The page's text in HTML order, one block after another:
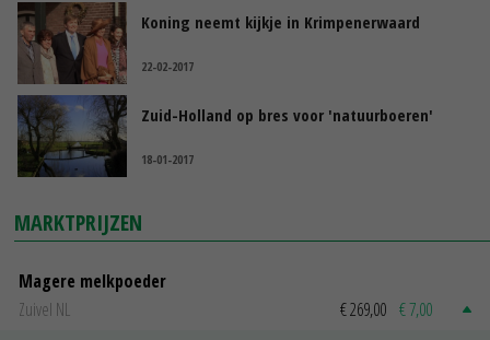
Koning neemt kijkje in Krimpenerwaard
22-02-2017
Zuid-Holland op bres voor 'natuurboeren'
18-01-2017
MARKTPRIJZEN
Magere melkpoeder
Zuivel NL
€ 269,00 € 7,00